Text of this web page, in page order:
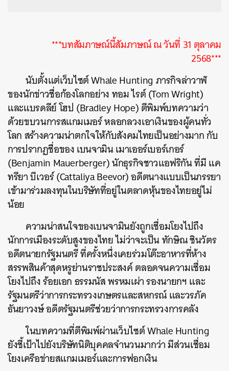
***บทสัมภาษณ์นี้สัมภาษณ์ ณ​ วันที่ 31 ตุลาคม
2568***
นับตั้งแต่เว็บไซต์ Whale Hunting ภารกิจล่าวาฬ
ของนักข่าวชื่อก้องโลกอย่าง ทอม ไรต์ (Tom Wright)
และแบรดลีย์ โฮป (Bradley Hope) ตีพิมพ์บทความว่า
ด้วยขบวนการสแกมเมอร์ หลอกลวงเอาเงินของผู้คนทั่ว
โลก สร้างความน่าตกใจให้กับสังคมไทยเป็นอย่างมาก กับ
การปรากฏชื่อของ เบนจามิน เมาเออร์เบอร์เกอร์
(Benjamin Mauerberger) นักธุรกิจชาวแอฟริกัน ที่มี แค
ทรียา บีเวอร์ (Cattaliya Beevor) อดีตนางแบบเป็นภรรยา
เข้ามาร่วมลงทุนในบริษัทที่อยู่ในตลาดหุ้นของไทยอยู่ไม่
น้อย
ความน่าสนใจของเบนจามินยังถูกเชื่อมโยงไปถึง
นักการเมืองระดับสูงของไทย ไม่ว่าจะเป็น ทักษิณ ชินวัตร
อดีตนายกรัฐมนตรี ที่ครั้งหนึ่งเคยร่วมโต๊ะอาหารที่ห้าง
สรรพสินค้าสุดหรูย่านราชประสงค์ ตลอดจนความเชื่อม
โยงไปถึง ร้อยเอก ธรรมนัส พรหมเผ่า รองนายกฯ และ
รัฐมนตรีว่าการกระทรวงเกษตรและสหกรณ์ และวรภัค
ธันยาวงษ์ อดีตรัฐมนตรีช่วยว่าการกระทรวงการคลัง
ในบทความที่ตีพิมพ์ผ่านเว็บไซต์ Whale Hunting
ยังชี้เป้าไปยังบริษัทนิติบุคคลจำนวนมากว่า มีส่วนเชื่อม
โยงเครือข่ายสแกมเมอร์และการฟอกเงิน